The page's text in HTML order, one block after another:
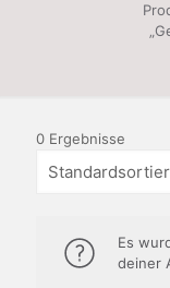
0 Ergebnisse
Es
deiner